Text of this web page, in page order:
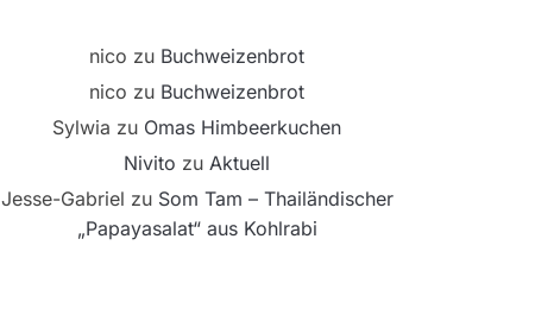
nico zu Buchweizenbrot
nico zu Buchweizenbrot
Sylwia zu Omas Himbeerkuchen
Nivito zu Aktuell
Jesse-Gabriel zu Som Tam – Thailändischer
„Papayasalat“ aus Kohlrabi